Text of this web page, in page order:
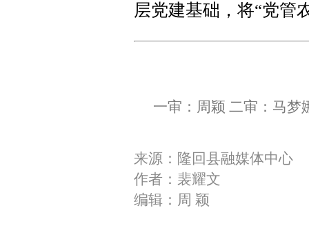
层党建基础，将“党管
一审：周颖 二审：马梦
来源：隆回县融媒体中心
作者：裴耀文
编辑：周 颖